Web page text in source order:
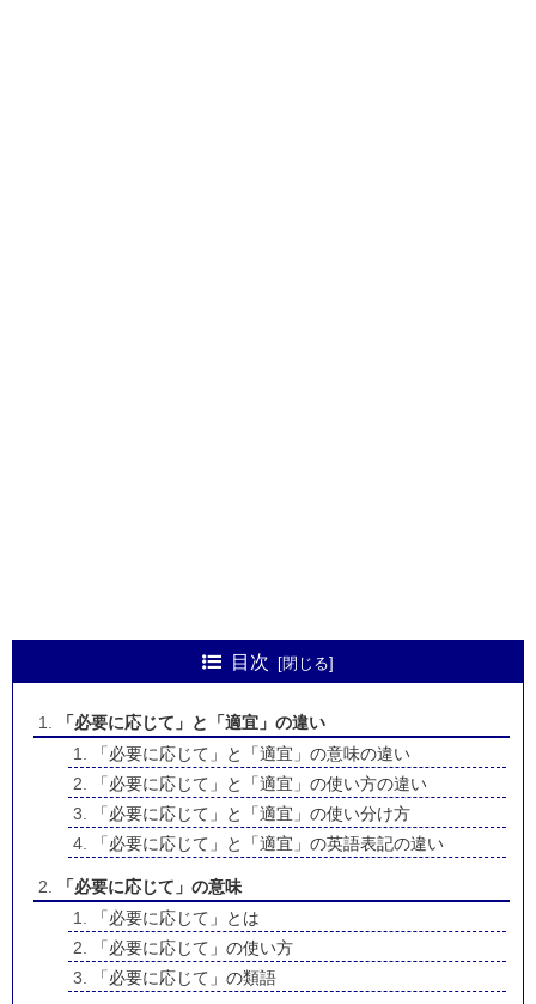
目次
「必要に応じて」と「適宜」の違い
「必要に応じて」と「適宜」の意味の違い
「必要に応じて」と「適宜」の使い方の違い
「必要に応じて」と「適宜」の使い分け方
「必要に応じて」と「適宜」の英語表記の違い
「必要に応じて」の意味
「必要に応じて」とは
「必要に応じて」の使い方
「必要に応じて」の類語